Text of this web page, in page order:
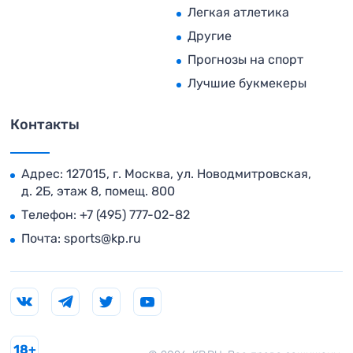
Легкая атлетика
Другие
Прогнозы на спорт
Лучшие букмекеры
Контакты
Адрес: 127015, г. Москва, ул. Новодмитровская,
д. 2Б, этаж 8, помещ. 800
Телефон: +7 (495) 777-02-82
Почта: sports@kp.ru
18+